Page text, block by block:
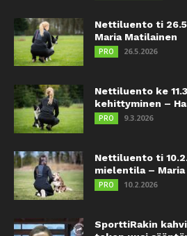
Nettiluento ti
Maria Matilainen
PRO 26.5.2026
Nettiluento ke
kehittyminen –
PRO 9.3.2026
Nettiluento ti
mielentila –
PRO 10.2.2026
SporttiRakin